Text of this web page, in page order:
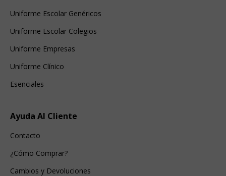
Uniforme Escolar Genéricos
Uniforme Escolar Colegios
Uniforme Empresas
Uniforme Clínico
Esenciales
Ayuda Al Cliente
Contacto
¿Cómo Comprar?
Cambios y Devoluciones